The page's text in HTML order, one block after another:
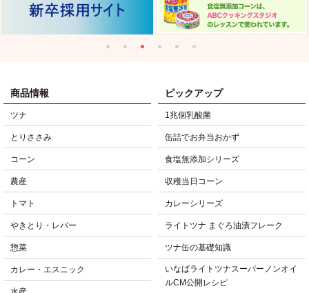
商品情報
ツナ
とりささみ
コーン
農産
トマト
やきとり・レバー
惣菜
カレー・エスニック
ピックアップ
1兆個乳酸菌
缶詰でお弁当おかず
食塩無添加シリーズ
収穫当日コーン
カレーシリーズ
ライトツナ まぐろ油漬フレーク
ツナ缶の基礎知識
いなばライトツナスーパーノンオイ
ルCM公開レシピ